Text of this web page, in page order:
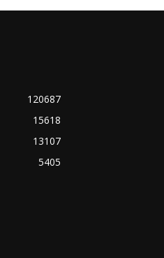
120687
15618
13107
5405